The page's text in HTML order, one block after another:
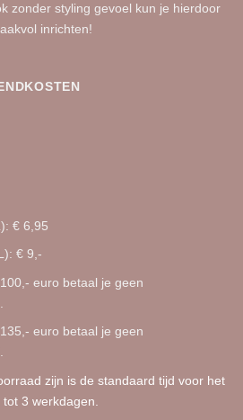
zonder styling gevoel kun je hierdoor
inrichten!
€ 6,95
€ 9,-
euro betaal je geen
euro betaal je geen
zijn is de standaard tijd voor het
3 werkdagen.